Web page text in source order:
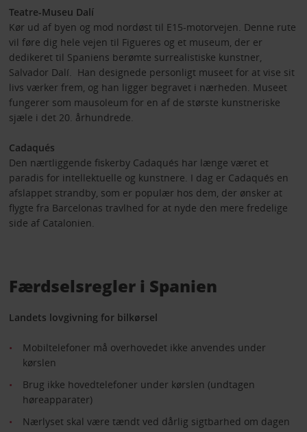
Teatre-Museu Dalí
Kør ud af byen og mod nordøst til E15-motorvejen. Denne rute
vil føre dig hele vejen til Figueres og et museum, der er
dedikeret til Spaniens berømte surrealistiske kunstner,
Salvador Dalí. Han designede personligt museet for at vise sit
livs værker frem, og han ligger begravet i nærheden. Museet
fungerer som mausoleum for en af de største kunstneriske
sjæle i det 20. århundrede.
Cadaqués
Den nærtliggende fiskerby Cadaqués har længe været et
paradis for intellektuelle og kunstnere. I dag er Cadaqués en
afslappet strandby, som er populær hos dem, der ønsker at
flygte fra Barcelonas travlhed for at nyde den mere fredelige
side af Catalonien.
Færdselsregler i Spanien
Landets lovgivning for bilkørsel
Mobiltelefoner må overhovedet ikke anvendes under
kørslen
Brug ikke hovedtelefoner under kørslen (undtagen
høreapparater)
Nærlyset skal være tændt ved dårlig sigtbarhed om dagen